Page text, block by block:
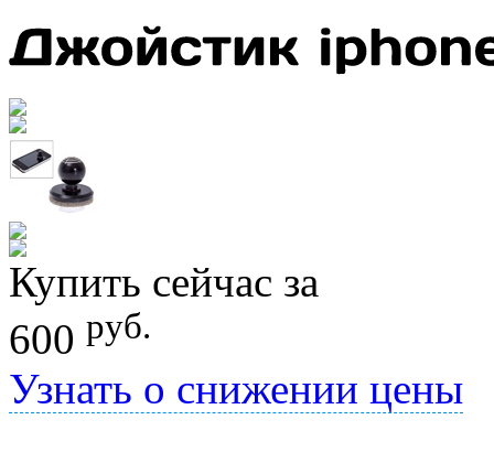
Купить сейчас за
600 руб.
Узнать о снижении цены